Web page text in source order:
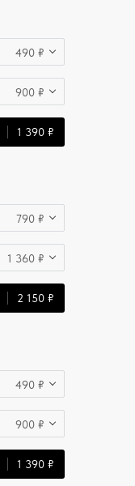
490 ₽
900 ₽
1 390 ₽
790 ₽
1 360 ₽
2 150 ₽
490 ₽
900 ₽
1 390 ₽